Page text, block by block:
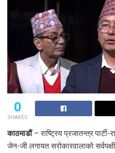
0
SHARES
काठमाडौं– राष्ट्रिय प्रजातन्त्र
जेन-जी लगायत सरोकारवालाको